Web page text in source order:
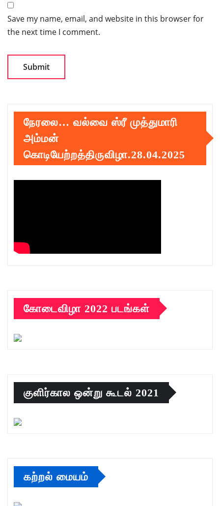
Save my name, email, and website in this browser for
the next time I comment.
நேரலை… வல்வை ஸ்ரீ முத்துமாரி
அம்மன்
கொடியேற்றத்திருவிழா.28.04.2025
கோடைவிழா 2022 படங்கள்
குளிர்கால ஒன்று கூடல் 2021
கற்றல் மையம்